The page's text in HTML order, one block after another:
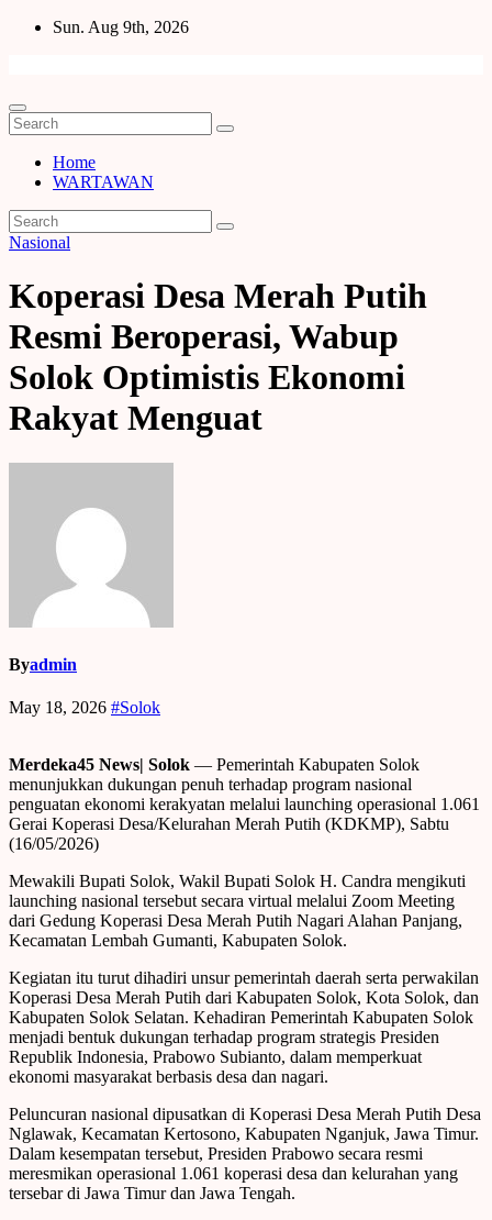
Skip
Sun. Aug 9th, 2026
Home
WARTAWAN
Nasional
Koperasi Desa Merah Putih
Resmi Beroperasi, Wabup
Solok Optimistis Ekonomi
Rakyat Menguat
Byadmin
May 18, 2026 #Solok
Merdeka45 News| Solok — Pemerintah Kabupaten Solok
menunjukkan dukungan penuh terhadap program nasional
penguatan ekonomi kerakyatan melalui launching operasional 1.061
Gerai Koperasi Desa/Kelurahan Merah Putih (KDKMP), Sabtu
(16/05/2026)
Mewakili Bupati Solok, Wakil Bupati Solok H. Candra mengikuti
launching nasional tersebut secara virtual melalui Zoom Meeting
dari Gedung Koperasi Desa Merah Putih Nagari Alahan Panjang,
Kecamatan Lembah Gumanti, Kabupaten Solok.
Kegiatan itu turut dihadiri unsur pemerintah daerah serta perwakilan
Koperasi Desa Merah Putih dari Kabupaten Solok, Kota Solok, dan
Kabupaten Solok Selatan. Kehadiran Pemerintah Kabupaten Solok
menjadi bentuk dukungan terhadap program strategis Presiden
Republik Indonesia, Prabowo Subianto, dalam memperkuat
ekonomi masyarakat berbasis desa dan nagari.
Peluncuran nasional dipusatkan di Koperasi Desa Merah Putih Desa
Nglawak, Kecamatan Kertosono, Kabupaten Nganjuk, Jawa Timur.
Dalam kesempatan tersebut, Presiden Prabowo secara resmi
meresmikan operasional 1.061 koperasi desa dan kelurahan yang
tersebar di Jawa Timur dan Jawa Tengah.